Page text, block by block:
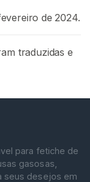
de 2024.
traduzidas e
para fetiche de
gasosas,
seus desejos em